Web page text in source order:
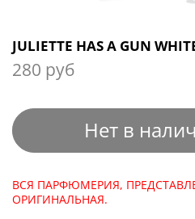
JULIETTE HAS A GUN
280 руб
Нет в
ВСЯ ПАРФЮМЕРИЯ,
ОРИГИНАЛЬНАЯ.